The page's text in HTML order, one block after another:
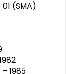
(SMA)
1985